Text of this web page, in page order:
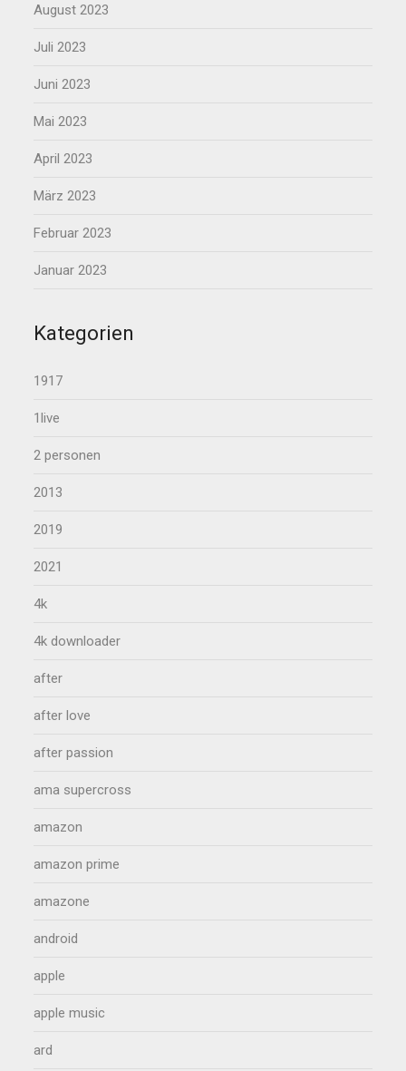
August 2023
Juli 2023
Juni 2023
Mai 2023
April 2023
März 2023
Februar 2023
Januar 2023
Kategorien
1917
1live
2 personen
2013
2019
2021
4k
4k downloader
after
after love
after passion
ama supercross
amazon
amazon prime
amazone
android
apple
apple music
ard